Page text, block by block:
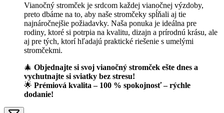
Vianočný stromček je srdcom každej vianočnej výzdoby,
preto dbáme na to, aby naše stromčeky spĺňali aj tie
najnáročnejšie požiadavky. Naša ponuka je ideálna pre
rodiny, ktoré si potrpia na kvalitu, dizajn a prírodnú krásu, ale
aj pre tých, ktorí hľadajú praktické riešenie s umelými
stromčekmi.
🎄 Objednajte si svoj vianočný stromček ešte dnes a
vychutnajte si sviatky bez stresu!
🌟 Prémiová kvalita – 100 % spokojnosť – rýchle
dodanie!